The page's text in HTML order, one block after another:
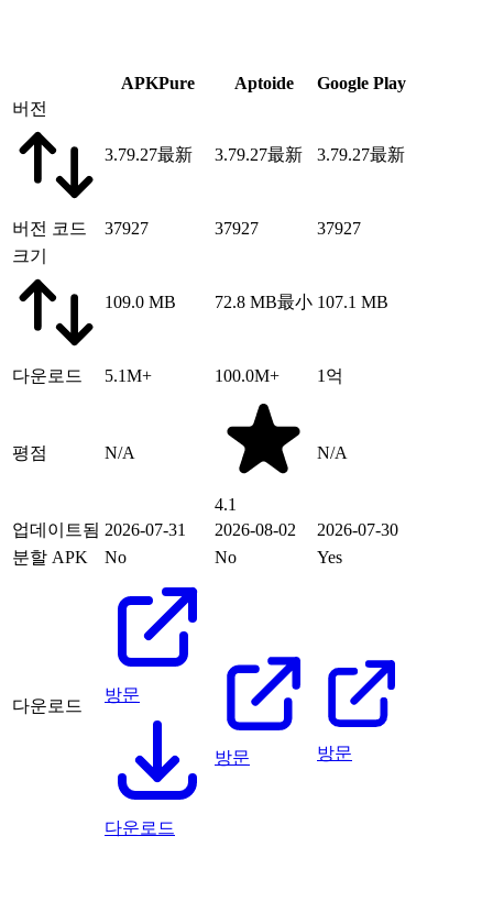
APKPure Aptoide
Google Play
버전
3.79.27最新 3.79.27最新 3.79.27最新
버전 코드 37927 37927
37927
크기
109.0 MB 72.8 MB最小 107.1 MB
다운로드 5.1M+ 100.0M+ 1억
평점 N/A
4.1
N/A
업데이트됨 2026-07-31 2026-08-02
2026-07-30
분할 APK
No No Yes
다운로드
방문
다운로드
방문 방문